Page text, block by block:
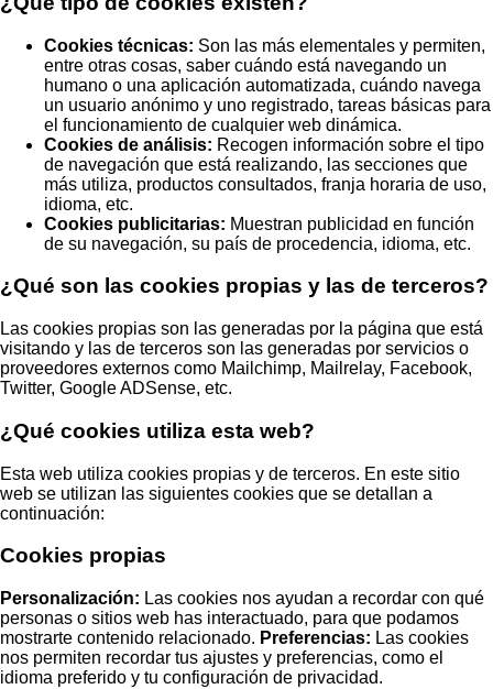
Cookies técnicas: Son las más elementales y permiten,
entre otras cosas, saber cuándo está navegando un
humano o una aplicación automatizada, cuándo navega
un usuario anónimo y uno registrado, tareas básicas para
el funcionamiento de cualquier web dinámica.
Cookies de análisis: Recogen información sobre el tipo
de navegación que está realizando, las secciones que
más utiliza, productos consultados, franja horaria de uso,
idioma, etc.
Cookies publicitarias: Muestran publicidad en función
de su navegación, su país de procedencia, idioma, etc.
¿Qué son las cookies propias y las de terceros?
Las cookies propias son las generadas por la página que está
visitando y las de terceros son las generadas por servicios o
proveedores externos como Mailchimp, Mailrelay, Facebook,
Twitter, Google ADSense, etc.
¿Qué cookies utiliza esta web?
Esta web utiliza cookies propias y de terceros. En este sitio
web se utilizan las siguientes cookies que se detallan a
continuación:
Cookies propias
Personalización: Las cookies nos ayudan a recordar con qué
personas o sitios web has interactuado, para que podamos
mostrarte contenido relacionado. Preferencias: Las cookies
nos permiten recordar tus ajustes y preferencias, como el
idioma preferido y tu configuración de privacidad.